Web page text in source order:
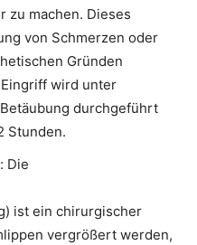
zu machen. Dieses
von Schmerzen oder
Gründen
wird unter
durchgeführt
Stunden.
Die
ist ein chirurgischer
vergrößert werden,